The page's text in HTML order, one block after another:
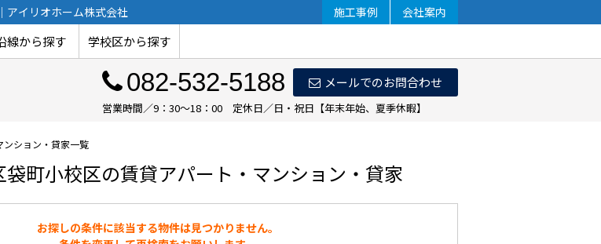
アイリオホーム株式会社 施工事例 会社案内
線から探す 学校区から探す
メールでのお問合わせ
082-532-5188
営業時間／9：30～18：00 定休日／日・祝日【年末年始、夏季休暇】
ンション・貸家一覧
袋町小校区の賃貸アパート・マンション・貸家
お探しの条件に該当する物件は見つかりません。